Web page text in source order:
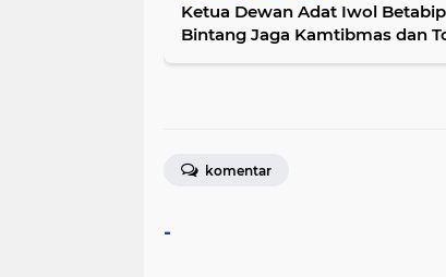
Ketua Dewan Adat Iwol
Bintang Jaga Kamtibmas dan
komentar
-